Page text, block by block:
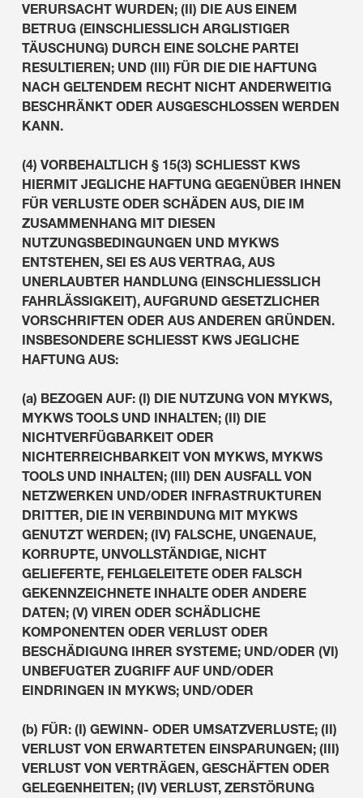
VERURSACHT WURDEN; (II) DIE AUS EINEM
BETRUG (EINSCHLIESSLICH ARGLISTIGER
TÄUSCHUNG) DURCH EINE SOLCHE PARTEI
RESULTIEREN; UND (III) FÜR DIE DIE HAFTUNG
NACH GELTENDEM RECHT NICHT ANDERWEITIG
BESCHRÄNKT ODER AUSGESCHLOSSEN WERDEN
KANN.
(4) VORBEHALTLICH § 15(3) SCHLIESST KWS
HIERMIT JEGLICHE HAFTUNG GEGENÜBER IHNEN
FÜR VERLUSTE ODER SCHÄDEN AUS, DIE IM
ZUSAMMENHANG MIT DIESEN
NUTZUNGSBEDINGUNGEN UND MYKWS
ENTSTEHEN, SEI ES AUS VERTRAG, AUS
UNERLAUBTER HANDLUNG (EINSCHLIESSLICH
FAHRLÄSSIGKEIT), AUFGRUND GESETZLICHER
VORSCHRIFTEN ODER AUS ANDEREN GRÜNDEN.
INSBESONDERE SCHLIESST KWS JEGLICHE
HAFTUNG AUS:
(a) BEZOGEN AUF: (I) DIE NUTZUNG VON MYKWS,
MYKWS TOOLS UND INHALTEN; (II) DIE
NICHTVERFÜGBARKEIT ODER
NICHTERREICHBARKEIT VON MYKWS, MYKWS
TOOLS UND INHALTEN; (III) DEN AUSFALL VON
NETZWERKEN UND/ODER INFRASTRUKTUREN
DRITTER, DIE IN VERBINDUNG MIT MYKWS
GENUTZT WERDEN; (IV) FALSCHE, UNGENAUE,
KORRUPTE, UNVOLLSTÄNDIGE, NICHT
GELIEFERTE, FEHLGELEITETE ODER FALSCH
GEKENNZEICHNETE INHALTE ODER ANDERE
DATEN; (V) VIREN ODER SCHÄDLICHE
KOMPONENTEN ODER VERLUST ODER
BESCHÄDIGUNG IHRER SYSTEME; UND/ODER (VI)
UNBEFUGTER ZUGRIFF AUF UND/ODER
EINDRINGEN IN MYKWS; UND/ODER
(b) FÜR: (I) GEWINN- ODER UMSATZVERLUSTE; (II)
VERLUST VON ERWARTETEN EINSPARUNGEN; (III)
VERLUST VON VERTRÄGEN, GESCHÄFTEN ODER
GELEGENHEITEN; (IV) VERLUST, ZERSTÖRUNG